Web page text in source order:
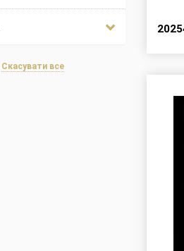
Скасувати все